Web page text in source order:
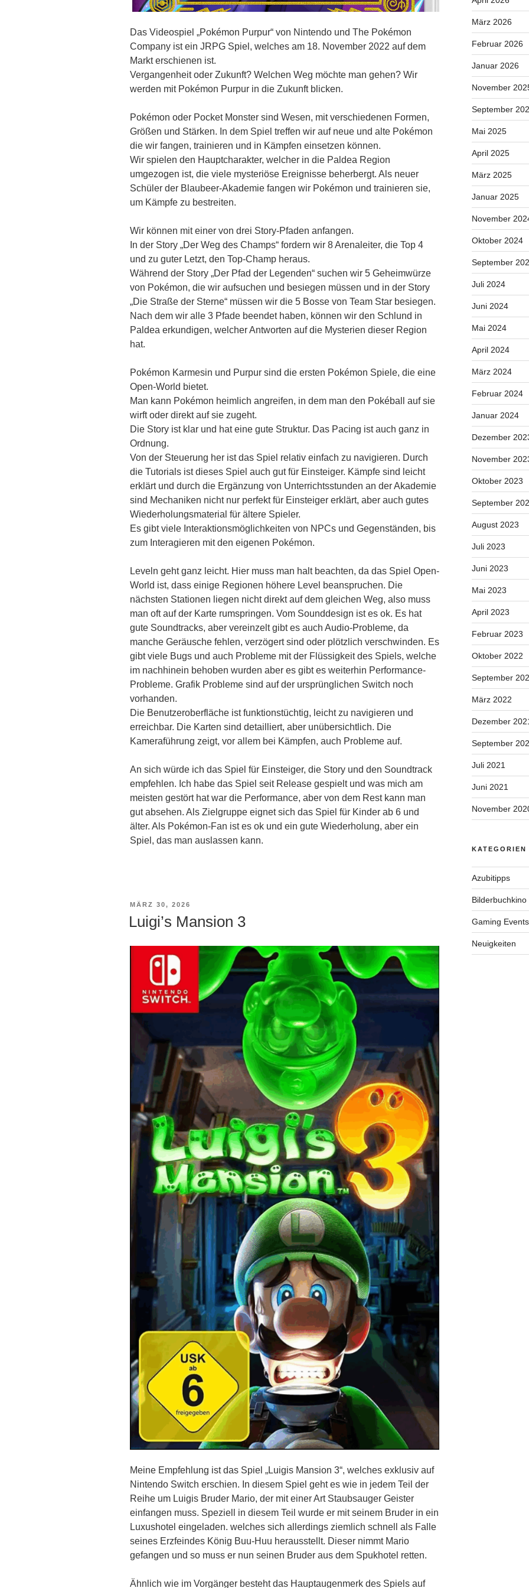
Das Videospiel „Pokémon Purpur“ von Nintendo und The Pokémon
Company ist ein JRPG Spiel, welches am 18. November 2022 auf dem
Markt erschienen ist.
Vergangenheit oder Zukunft? Welchen Weg möchte man gehen? Wir
werden mit Pokémon Purpur in die Zukunft blicken.
Pokémon oder Pocket Monster sind Wesen, mit verschiedenen Formen,
Größen und Stärken. In dem Spiel treffen wir auf neue und alte Pokémon
die wir fangen, trainieren und in Kämpfen einsetzen können.
Wir spielen den Hauptcharakter, welcher in die Paldea Region
umgezogen ist, die viele mysteriöse Ereignisse beherbergt. Als neuer
Schüler der Blaubeer-Akademie fangen wir Pokémon und trainieren sie,
um Kämpfe zu bestreiten.
Wir können mit einer von drei Story-Pfaden anfangen.
In der Story „Der Weg des Champs“ fordern wir 8 Arenaleiter, die Top 4
und zu guter Letzt, den Top-Champ heraus.
Während der Story „Der Pfad der Legenden“ suchen wir 5 Geheimwürze
von Pokémon, die wir aufsuchen und besiegen müssen und in der Story
„Die Straße der Sterne“ müssen wir die 5 Bosse von Team Star besiegen.
Nach dem wir alle 3 Pfade beendet haben, können wir den Schlund in
Paldea erkundigen, welcher Antworten auf die Mysterien dieser Region
hat.
Pokémon Karmesin und Purpur sind die ersten Pokémon Spiele, die eine
Open-World bietet.
Man kann Pokémon heimlich angreifen, in dem man den Pokéball auf sie
wirft oder direkt auf sie zugeht.
Die Story ist klar und hat eine gute Struktur. Das Pacing ist auch ganz in
Ordnung.
Von der Steuerung her ist das Spiel relativ einfach zu navigieren. Durch
die Tutorials ist dieses Spiel auch gut für Einsteiger. Kämpfe sind leicht
erklärt und durch die Ergänzung von Unterrichtsstunden an der Akademie
sind Mechaniken nicht nur perfekt für Einsteiger erklärt, aber auch gutes
Wiederholungsmaterial für ältere Spieler.
Es gibt viele Interaktionsmöglichkeiten von NPCs und Gegenständen, bis
zum Interagieren mit den eigenen Pokémon.
Leveln geht ganz leicht. Hier muss man halt beachten, da das Spiel Open-
World ist, dass einige Regionen höhere Level beanspruchen. Die
nächsten Stationen liegen nicht direkt auf dem gleichen Weg, also muss
man oft auf der Karte rumspringen. Vom Sounddesign ist es ok. Es hat
gute Soundtracks, aber vereinzelt gibt es auch Audio-Probleme, da
manche Geräusche fehlen, verzögert sind oder plötzlich verschwinden. Es
gibt viele Bugs und auch Probleme mit der Flüssigkeit des Spiels, welche
im nachhinein behoben wurden aber es gibt es weiterhin Performance-
Probleme. Grafik Probleme sind auf der ursprünglichen Switch noch
vorhanden.
Die Benutzeroberfläche ist funktionstüchtig, leicht zu navigieren und
erreichbar. Die Karten sind detailliert, aber unübersichtlich. Die
Kameraführung zeigt, vor allem bei Kämpfen, auch Probleme auf.
An sich würde ich das Spiel für Einsteiger, die Story und den Soundtrack
empfehlen. Ich habe das Spiel seit Release gespielt und was mich am
meisten gestört hat war die Performance, aber von dem Rest kann man
gut absehen. Als Zielgruppe eignet sich das Spiel für Kinder ab 6 und
älter. Als Pokémon-Fan ist es ok und ein gute Wiederholung, aber ein
Spiel, das man auslassen kann.
VERÖFFENTLICHT
MÄRZ 30, 2026
Luigi’s Mansion 3
Meine Empfehlung ist das Spiel „Luigis Mansion 3“, welches exklusiv auf
Nintendo Switch erschien. In diesem Spiel geht es wie in jedem Teil der
Reihe um Luigis Bruder Mario, der mit einer Art Staubsauger Geister
einfangen muss. Speziell in diesem Teil wurde er mit seinem Bruder in ein
Luxushotel eingeladen. welches sich allerdings ziemlich schnell als Falle
seines Erzfeindes König Buu-Huu herausstellt. Dieser nimmt Mario
gefangen und so muss er nun seinen Bruder aus dem Spukhotel retten.
Ähnlich wie im Vorgänger besteht das Hauptaugenmerk des Spiels auf
März 2026
Februar 2026
Januar 2026
November
September
Mai 2025
April 2025
März 2025
Januar 2025
November
Oktober 2024
September
Juli 2024
Juni 2024
Mai 2024
April 2024
März 2024
Februar 2024
Januar 2024
Dezember
November
Oktober 2023
September
August 2023
Juli 2023
Juni 2023
Mai 2023
April 2023
Februar 2023
Oktober 2022
September
März 2022
Dezember
September
Juli 2021
Juni 2021
November
KATEGORIEN
Azubitipps
Bilderbuchkino
Gaming Events
Neuigkeiten